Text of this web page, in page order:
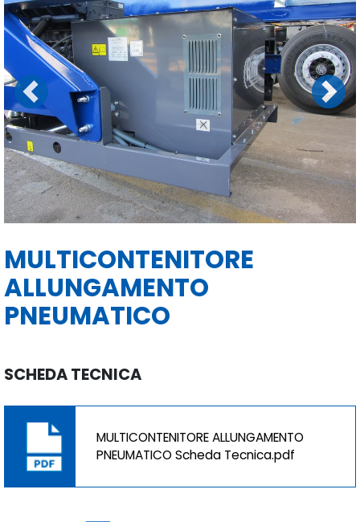
Previous Next
MULTICONTENITORE
ALLUNGAMENTO
PNEUMATICO
SCHEDA TECNICA
MULTICONTENITORE ALLUNGAMENTO
PNEUMATICO Scheda Tecnica.pdf